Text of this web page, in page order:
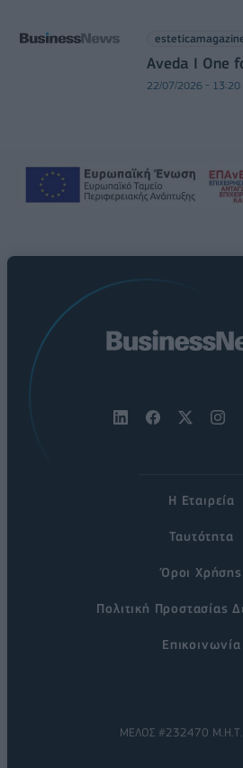
Aveda I One
22/07/2026 - 13:20
Η Εταιρεία
Ταυτότητα
Όροι Χρήσης
Πολιτική Προστασίας
Επικοινωνία
ΜΕΛΟΣ #232470 Μ.Η.Τ.